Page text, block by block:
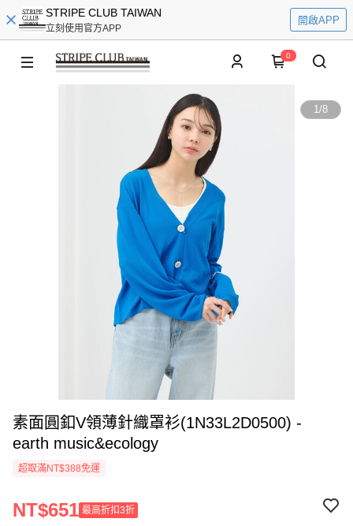
STRIPE CLUB TAIWAN
立刻使用官方APP
開啟APP
0
1/8
素面圓釦V領薄針織罩衫(1N33L2D0500) -
earth music&ecology
超取滿NT$388免運
NT$651 最高折扣3折